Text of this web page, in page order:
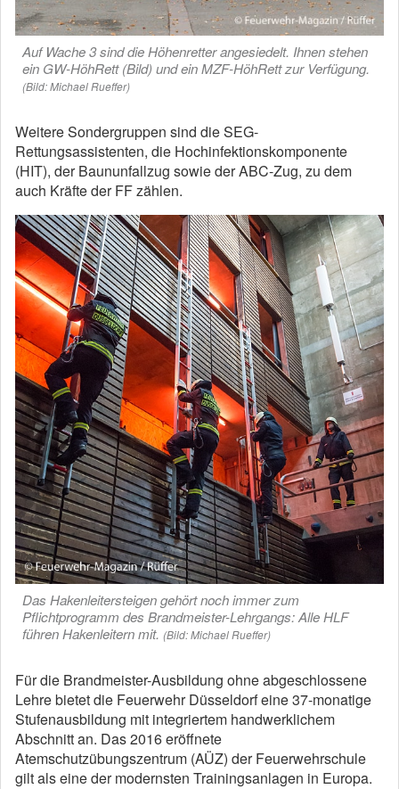
Auf Wache 3 sind die Höhenretter angesiedelt. Ihnen stehen
ein GW-HöhRett (Bild) und ein MZF-HöhRett zur Verfügung.
(Bild: Michael Rueffer)
Weitere Sondergruppen sind die SEG-
Rettungsassistenten, die Hochinfektionskomponente
(HIT), der Baununfallzug sowie der ABC-Zug, zu dem
auch Kräfte der FF zählen.
Das Hakenleitersteigen gehört noch immer zum
Pflichtprogramm des Brandmeister-Lehrgangs: Alle HLF
führen Hakenleitern mit. (Bild: Michael Rueffer)
Für die Brandmeister-Ausbildung ohne abgeschlossene
Lehre bietet die Feuerwehr Düsseldorf eine 37-monatige
Stufenausbildung mit integriertem handwerklichem
Abschnitt an. Das 2016 eröffnete
Atemschutzübungszentrum (AÜZ) der Feuerwehrschule
gilt als eine der modernsten Trainingsanlagen in Europa.